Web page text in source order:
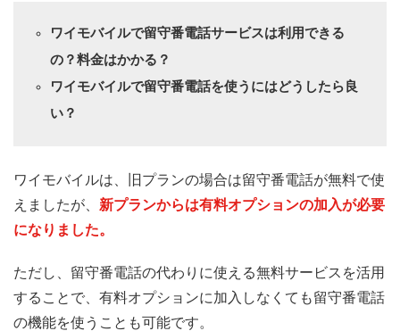
ワイモバイルで留守番電話サービスは利用できる
の？料金はかかる？
ワイモバイルで留守番電話を使うにはどうしたら良
い？
ワイモバイルは、旧プランの場合は留守番電話が無料で使
えましたが、 新プランからは有料オプションの加入が必要
になりました。
ただし、留守番電話の代わりに使える無料サービスを活用
することで、有料オプションに加入しなくても留守番電話
の機能を使うことも可能です。